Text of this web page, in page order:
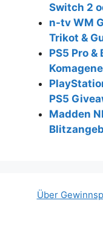
Switch 2
n-tv WM
Trikot &
PS5 Pro
PS5
Madden
Über